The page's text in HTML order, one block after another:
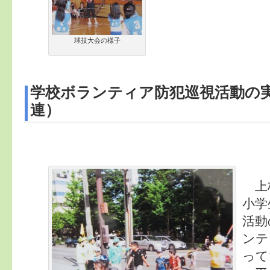
球技大会の様子
学校ボランティア防犯巡視活動の
連）
上
小
活
ン
っ